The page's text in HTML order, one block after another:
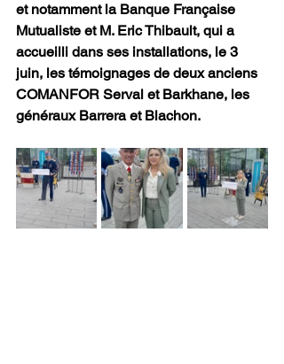
et notamment la Banque Française
Mutualiste et M. Eric Thibault, qui a
accueilli dans ses installations, le 3
juin, les témoignages de deux anciens
COMANFOR Serval et Barkhane, les
généraux Barrera et Blachon.